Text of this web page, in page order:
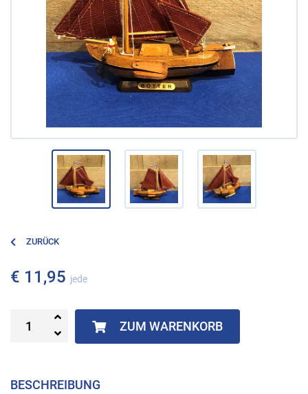
ZURÜCK
€ 11,95 jede
ZUM WARENKORB
BESCHREIBUNG